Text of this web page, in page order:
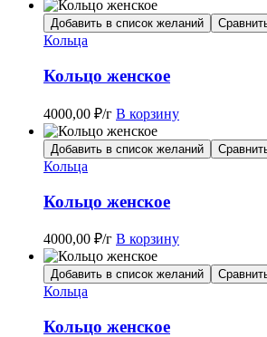
Добавить в список желаний
Кольца
Кольцо женское
4000,00 ₽/г В корзину
Добавить в список желаний
Кольца
Кольцо женское
4000,00 ₽/г В корзину
Добавить в список желаний
Кольца
Кольцо женское